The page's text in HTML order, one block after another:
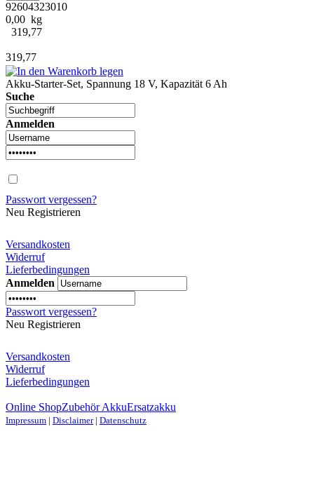
92604323010
0,00 kg
319,77
319,77
Akku-Starter-Set, Spannung 18 V, Kapazität 6 Ah
Suche
Anmelden
Passwort vergessen?
Neu Registrieren
Versandkosten
Widerruf
Lieferbedingungen
Anmelden
Passwort vergessen?
Neu Registrieren
Versandkosten
Widerruf
Lieferbedingungen
Online ShopZubehör AkkuErsatzakku
Impressum | Disclaimer| Datenschutz